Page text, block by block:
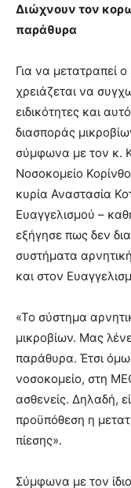
Διώχνουν τον
παράθυρα
Για να μετατραπεί
χρειάζεται να
ειδικότητες και
διασποράς
σύμφωνα με τον κ.
Νοσοκομείο
κυρία Αναστασία
Ευαγγελισμού –
εξήγησε πως δεν
συστήματα
και στον
«Το σύστημα
μικροβίων. Μας
παράθυρα. Έτσι
νοσοκομείο, στη
ασθενείς. Δηλαδή,
προϋπόθεση η
πίεσης».
Σύμφωνα με τον